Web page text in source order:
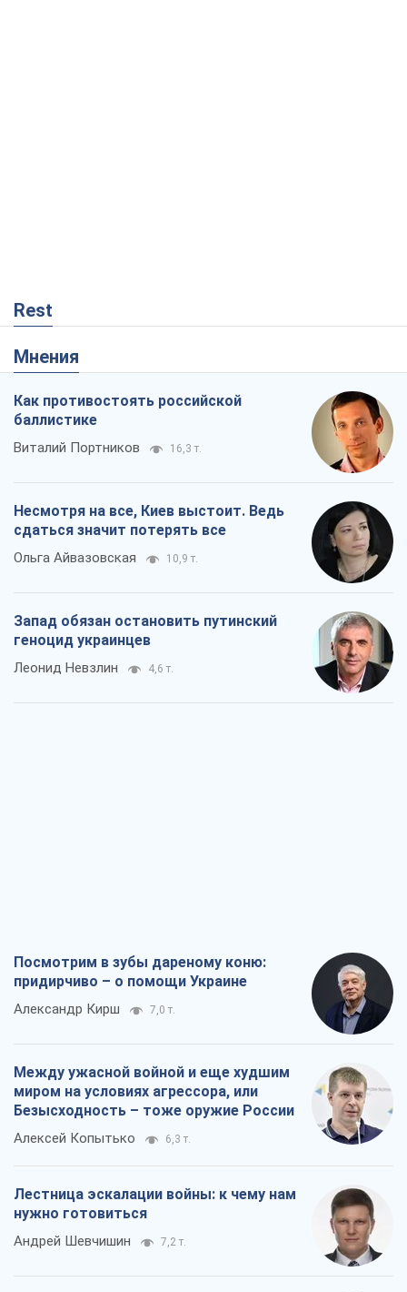
Rest
Мнения
Как противостоять российской
баллистике
Виталий Портников 16,3 т.
Несмотря на все, Киев выстоит. Ведь
сдаться значит потерять все
Ольга Айвазовская 10,9 т.
Запад обязан остановить путинский
геноцид украинцев
Леонид Невзлин 4,6 т.
Посмотрим в зубы дареному коню:
придирчиво – о помощи Украине
Александр Кирш 7,0 т.
Между ужасной войной и еще худшим
миром на условиях агрессора, или
Безысходность – тоже оружие России
Алексей Копытько 6,3 т.
Лестница эскалации войны: к чему нам
нужно готовиться
Андрей Шевчишин 7,2 т.